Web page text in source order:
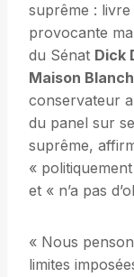
suprême :
provocante
du Sénat Dick
Maison
conservateur
du panel sur
suprême,
«
et « n’a pas
« Nous
limites